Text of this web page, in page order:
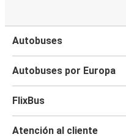
Autobuses
Autobuses por Europa
FlixBus
Atención al cliente